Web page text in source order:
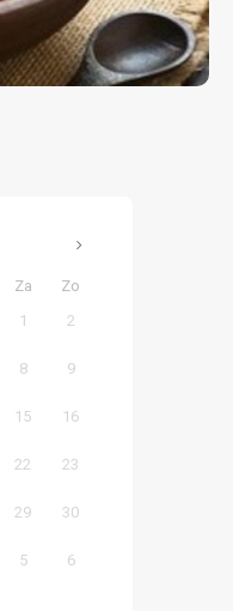
Za
Zo
1 2
8 9
15 16
22 23
29 30
5 6